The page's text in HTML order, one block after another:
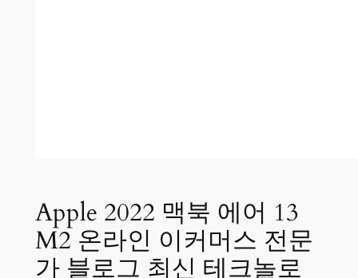
Apple 2022 맥북 에어 13
M2 온라인 이커머스 전문
가 블로그 최신 테크놀로